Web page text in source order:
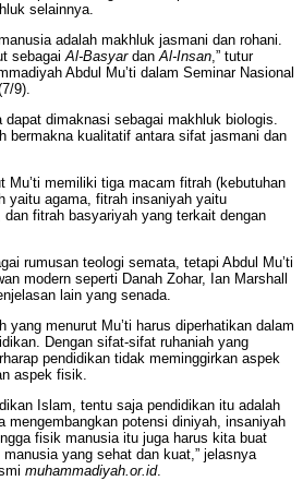
selainnya.
adalah makhluk jasmani dan rohani.
sebagai Al-BasyardanAl-Insan,” tutur
Abdul Mu’ti dalam Seminar Nasional
9).
dimaknasi sebagai makhluk biologis.
bermakna kualitatif antara sifat jasmani dan
Mu’ti memiliki tiga macam fitrah (kebutuhan
yaitu agama, fitrah insaniyah yaitu
fitrah basyariyah yang terkait dengan
rumusan teologi semata, tetapi Abdul Mu’ti
modern seperti Danah Zohar, Ian Marshall
lain yang senada.
yang menurut Mu’ti harus diperhatikan dalam
Dengan sifat-sifat ruhaniah yang
pendidikan tidak meminggirkan aspek
aspek fisik.
Islam, tentu saja pendidikan itu adalah
mengembangkan potensi diniyah, insaniyah
fisik manusia itu juga harus kita buat
yang sehat dan kuat,” jelasnya
muhammadiyah.or.id.